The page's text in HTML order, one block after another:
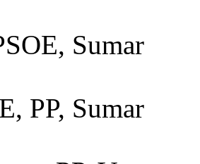
Sumar
PP, Sumar